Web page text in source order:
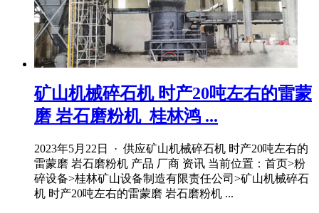
矿山机械碎石机 时产20吨左右的雷蒙
磨 岩石磨粉机_桂林鸿 ...
2023年5月22日 · 供应矿山机械碎石机 时产20吨左右的
雷蒙磨 岩石磨粉机 产品 厂商 资讯 当前位置：首页>粉
碎设备>桂林矿山设备制造有限责任公司>矿山机械碎石
机 时产20吨左右的雷蒙磨 岩石磨粉机 ...